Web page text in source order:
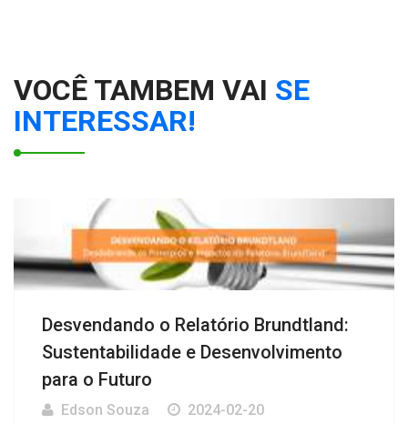
VOCÊ TAMBEM VAI SE
INTERESSAR!
Desvendando o Relatório Brundtland:
Sustentabilidade e Desenvolvimento
para o Futuro
Edson Souza 2024-02-20